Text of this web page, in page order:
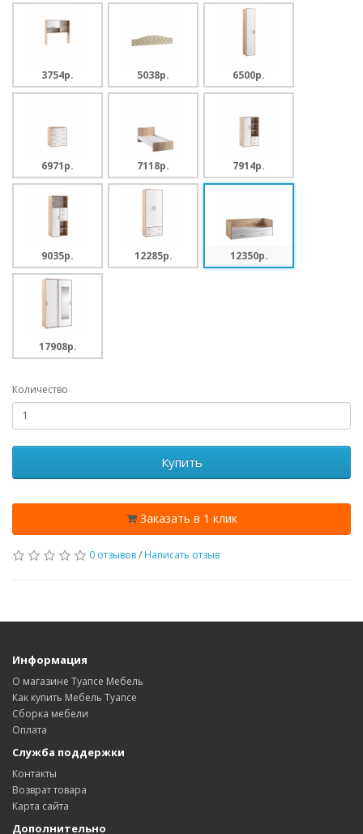
3754p. 5038p. 6500p.
6971p. 7118p. 7914p.
9035p. 12285p. 12350p.
17908p.
Количество
Купить
Заказать в 1 клик
0 отзывов/ Написать отзыв
Информация
О магазине Туапсе Мебель
Как купить Мебель Туапсе
Сборка мебели
Оплата
Служба поддержки
Контакты
Возврат товара
Карта сайта
Дополнительно